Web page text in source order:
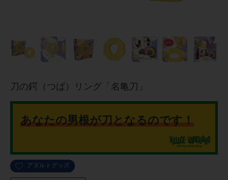
アダルトグッズ
刀の鍔（つば）リング「名亀刀」
あなたの男根が刀となるのです！